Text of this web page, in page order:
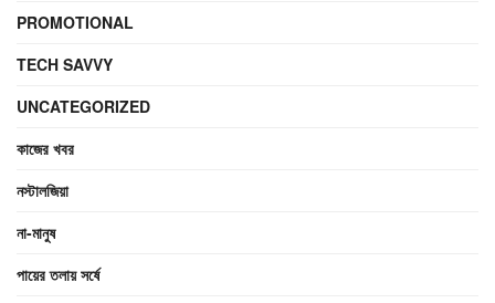
PROMOTIONAL
TECH SAVVY
UNCATEGORIZED
কাজের খবর
নস্টালজিয়া
না-মানুষ
পায়ের তলায় সর্ষে